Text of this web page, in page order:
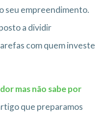
seu empreendimento.
a dividir
com quem investe
mas não sabe por
que preparamos